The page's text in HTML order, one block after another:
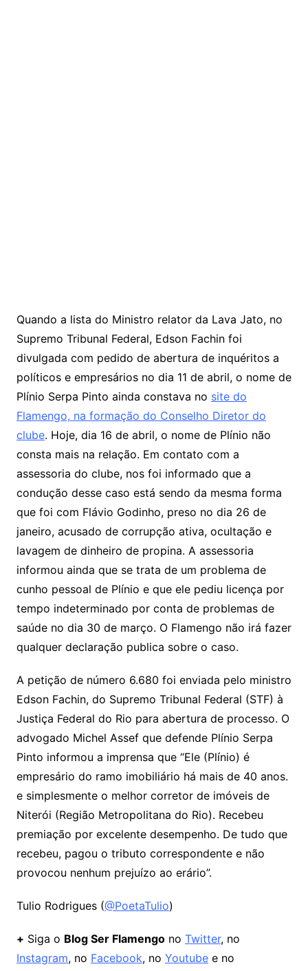
Quando a lista do Ministro relator da Lava Jato, no
Supremo Tribunal Federal, Edson Fachin foi
divulgada com pedido de abertura de inquéritos a
políticos e empresários no dia 11 de abril, o nome de
Plínio Serpa Pinto ainda constava no site do
Flamengo, na formação do Conselho Diretor do
clube. Hoje, dia 16 de abril, o nome de Plínio não
consta mais na relação. Em contato com a
assessoria do clube, nos foi informado que a
condução desse caso está sendo da mesma forma
que foi com Flávio Godinho, preso no dia 26 de
janeiro, acusado de corrupção ativa, ocultação e
lavagem de dinheiro de propina. A assessoria
informou ainda que se trata de um problema de
cunho pessoal de Plínio e que ele pediu licença por
tempo indeterminado por conta de problemas de
saúde no dia 30 de março. O Flamengo não irá fazer
qualquer declaração publica sobre o caso.
A petição de número 6.680 foi enviada pelo ministro
Edson Fachin, do Supremo Tribunal Federal (STF) à
Justiça Federal do Rio para abertura de processo. O
advogado Michel Assef que defende Plínio Serpa
Pinto informou a imprensa que “Ele (Plínio) é
empresário do ramo imobiliário há mais de 40 anos.
e simplesmente o melhor corretor de imóveis de
Niterói (Região Metropolitana do Rio). Recebeu
premiação por excelente desempenho. De tudo que
recebeu, pagou o tributo correspondente e não
provocou nenhum prejuízo ao erário”.
Tulio Rodrigues (@PoetaTulio)
+ Siga o Blog Ser Flamengono Twitter, no
Instagram, no Facebook, no Youtubee no